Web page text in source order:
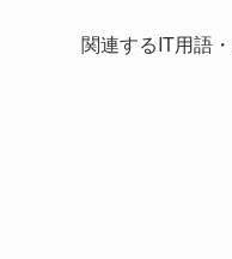
関連するIT用語